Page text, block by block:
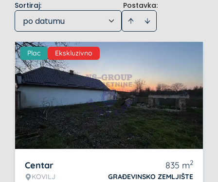
Postavka:
Sortiraj:
po datumu
Plac Ekskluzivno
Centar
KOVILJ
835 m2
GRAĐEVINSKO ZEMLJIŠTE